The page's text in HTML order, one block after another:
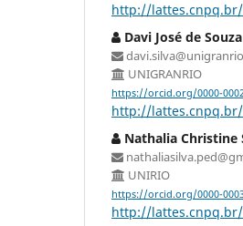
http://lattes.cnpq.br/
Davi José de
UNIGRANRIO
https://orcid.org/0000-
http://lattes.cnpq.br/
Nathalia Christine
UNIRIO
https://orcid.org/0000-
http://lattes.cnpq.br/